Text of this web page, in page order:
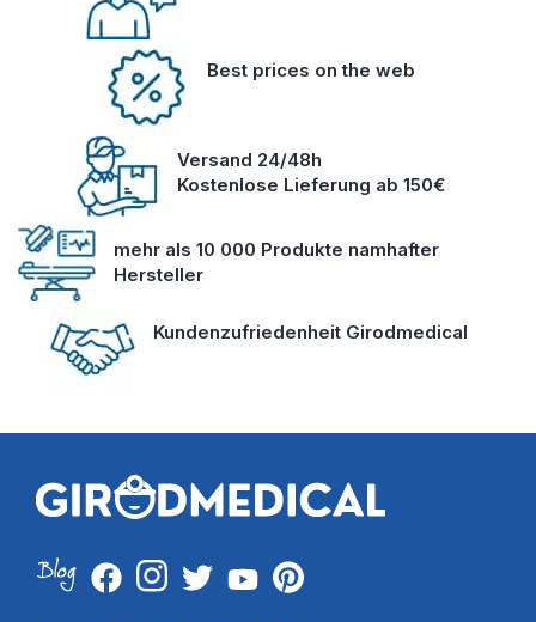
Best prices on the web
Versand 24/48h
Kostenlose Lieferung ab 150€
mehr als 10 000 Produkte namhafter
Hersteller
Kundenzufriedenheit Girodmedical